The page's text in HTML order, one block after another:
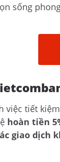
sống
việc tiết
hoàn tiền
giao dịch